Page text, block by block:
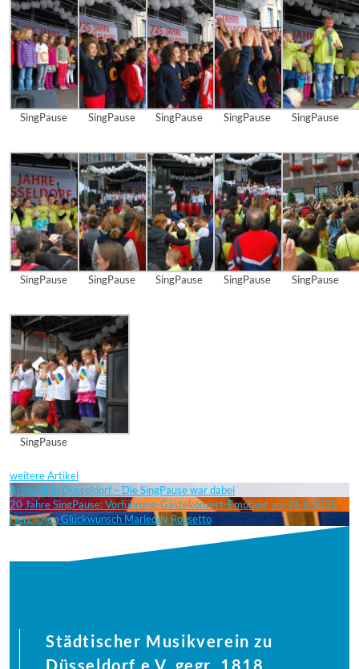
SingPause SingPause SingPause SingPause SingPause
SingPause SingPause SingPause SingPause SingPause
SingPause
weitere Artikel
Art:walk in Düsseldorf – Die SingPause war dabei
20 Jahre SingPause: Vorführung-Gästekonzert-Empfang am 26.6.2026
Herzlichen Glückwunsch Marieddy Rossetto
Städtischer Musikverein zu
Düsseldorf e.V. gegr. 1818